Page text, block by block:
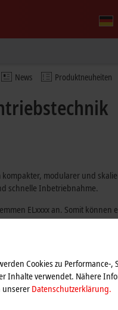
News Produktneuheiten
modularer und
schnelle Inbetriebnahme.
ELxxxx an. Somit
Cookies zu Performance-,
Inhalte verwendet. Nähere
unsererDatenschutzerklärung.